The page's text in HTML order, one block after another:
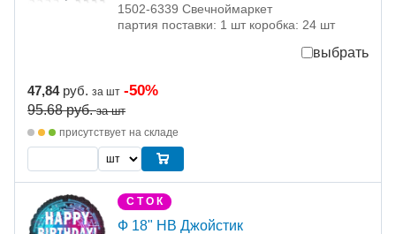
1502-6339 Свечноймаркет
партия поставки: 1 шт коробка: 24 шт
выбрать
47,84 руб. за шт -50%
95.68руб. за шт
присутствует на складе
С Т О К
Ф 18" HB Джойстик